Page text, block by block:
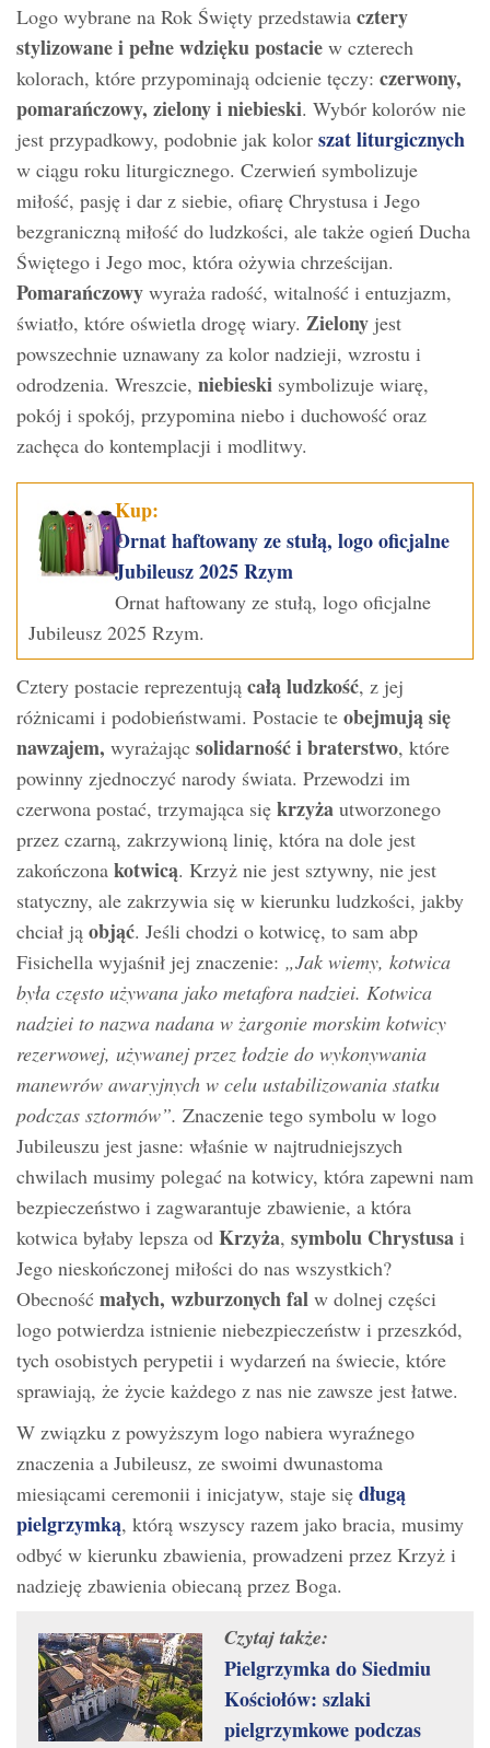
Logo wybrane na Rok Święty przedstawia cztery
stylizowane i pełne wdzięku postacie w czterech
kolorach, które przypominają odcienie tęczy: czerwony,
pomarańczowy, zielony i niebieski. Wybór kolorów nie
jest przypadkowy, podobnie jak kolor szat liturgicznych
w ciągu roku liturgicznego. Czerwień symbolizuje
miłość, pasję i dar z siebie, ofiarę Chrystusa i Jego
bezgraniczną miłość do ludzkości, ale także ogień Ducha
Świętego i Jego moc, która ożywia chrześcijan.
Pomarańczowy wyraża radość, witalność i entuzjazm,
światło, które oświetla drogę wiary. Zielony jest
powszechnie uznawany za kolor nadzieji, wzrostu i
odrodzenia. Wreszcie, niebieski symbolizuje wiarę,
pokój i spokój, przypomina niebo i duchowość oraz
zachęca do kontemplacji i modlitwy.
Kup:
Ornat haftowany ze stułą, logo oficjalne
Jubileusz 2025 Rzym
Ornat haftowany ze stułą, logo oficjalne
Jubileusz 2025 Rzym.
Cztery postacie reprezentują całą ludzkość, z jej
różnicami i podobieństwami. Postacie te obejmują się
nawzajem, wyrażając solidarność i braterstwo, które
powinny zjednoczyć narody świata. Przewodzi im
czerwona postać, trzymająca się krzyża utworzonego
przez czarną, zakrzywioną linię, która na dole jest
zakończona kotwicą. Krzyż nie jest sztywny, nie jest
statyczny, ale zakrzywia się w kierunku ludzkości, jakby
chciał ją objąć. Jeśli chodzi o kotwicę, to sam abp
Fisichella wyjaśnił jej znaczenie: „Jak wiemy, kotwica
była często używana jako metafora nadziei. Kotwica
nadziei to nazwa nadana w żargonie morskim kotwicy
rezerwowej, używanej przez łodzie do wykonywania
manewrów awaryjnych w celu ustabilizowania statku
podczas sztormów”. Znaczenie tego symbolu w logo
Jubileuszu jest jasne: właśnie w najtrudniejszych
chwilach musimy polegać na kotwicy, która zapewni nam
bezpieczeństwo i zagwarantuje zbawienie, a która
kotwica byłaby lepsza od Krzyża, symbolu Chrystusa i
Jego nieskończonej miłości do nas wszystkich?
Obecność małych, wzburzonych fal w dolnej części
logo potwierdza istnienie niebezpieczeństw i przeszkód,
tych osobistych perypetii i wydarzeń na świecie, które
sprawiają, że życie każdego z nas nie zawsze jest łatwe.
W związku z powyższym logo nabiera wyraźnego
znaczenia a Jubileusz, ze swoimi dwunastoma
miesiącami ceremonii i inicjatyw, staje się długą
pielgrzymką, którą wszyscy razem jako bracia, musimy
odbyć w kierunku zbawienia, prowadzeni przez Krzyż i
nadzieję zbawienia obiecaną przez Boga.
Czytaj także:
Pielgrzymka do Siedmiu
Kościołów: szlaki
pielgrzymkowe podczas